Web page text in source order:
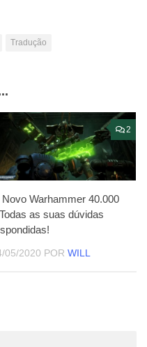
Tradução
2
Warhammer 40.000
as suas dúvidas
05/2020 POR WILL